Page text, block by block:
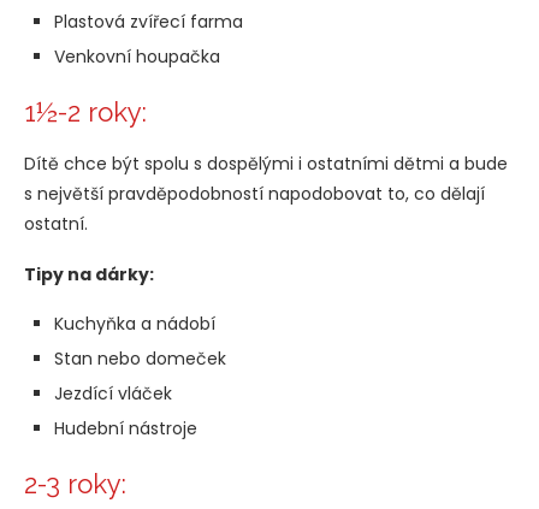
Plastová zvířecí farma
Venkovní houpačka
1½-2 roky:
Dítě chce být spolu s dospělými i ostatními dětmi a bude
s největší pravděpodobností napodobovat to, co dělají
ostatní.
Tipy na dárky:
Kuchyňka a nádobí
Stan nebo domeček
Jezdící vláček
Hudební nástroje
2-3 roky: